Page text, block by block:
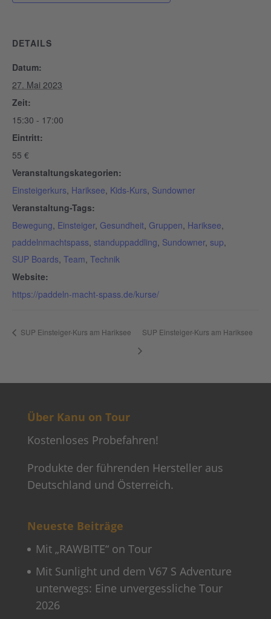
DETAILS
Datum:
27. Mai 2023
Zeit:
15:30 - 17:00
Eintritt:
55 €
Veranstaltungskategorien:
Einsteigerkurs, Hariksee, Kids-Kurs, Sundowner
Veranstaltung-Tags:
Bewegung, Einsteiger, Gesundheit, Gruppen, Hariksee,
paddelnmachtspass, standuppaddling, Sundowner, sup,
SUP Boards, Team, Technik
Website:
https://paddeln-macht-spass.de/kurse/
SUP Einsteiger-Kurs am Hariksee SUP Einsteiger-Kurs am Hariksee
Über Kanu on Tour
Kostenloses Probefahren!
Produkte der führenden Hersteller aus
Deutschland und Österreich.
Neueste Beiträge
Mit „RAWBITE“ on Tour
Mit Sunlight und dem V67 S Adventure
unterwegs: Eine unvergessliche Tour
2026